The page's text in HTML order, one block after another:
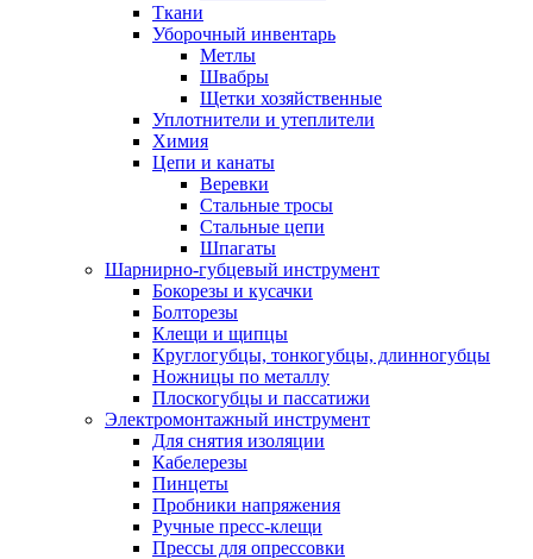
Ткани
Уборочный инвентарь
Метлы
Швабры
Щетки хозяйственные
Уплотнители и утеплители
Химия
Цепи и канаты
Веревки
Стальные тросы
Стальные цепи
Шпагаты
Шарнирно-губцевый инструмент
Бокорезы и кусачки
Болторезы
Клещи и щипцы
Круглогубцы, тонкогубцы, длинногубцы
Ножницы по металлу
Плоскогубцы и пассатижи
Электромонтажный инструмент
Для снятия изоляции
Кабелерезы
Пинцеты
Пробники напряжения
Ручные пресс-клещи
Прессы для опрессовки